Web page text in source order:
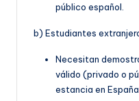
público español.
b) Estudiantes
Necesitan
válido (privado o
estancia en España.